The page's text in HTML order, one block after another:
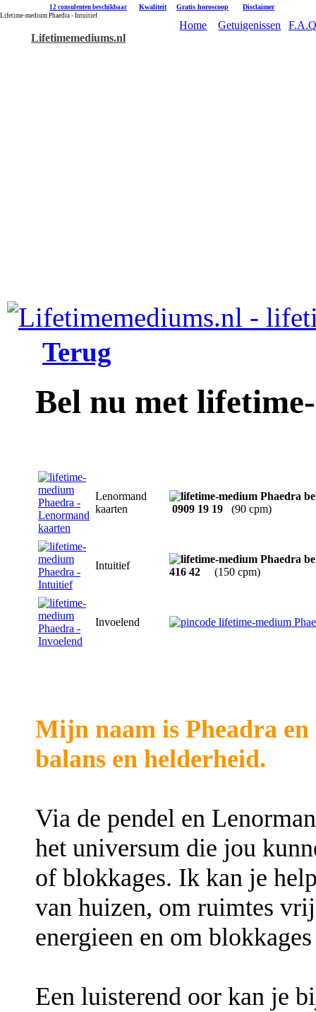
12 consulenten beschikbaar Kwaliteit Gratis horoscoop Disclaimer
Lifetime-medium Phaedra - Intuitief
Lifetimemediums.nl
Home Getuigenissen
Terug
Bel nu met
Lenormand
kaarten
0909 19 19 (90 cpm)
Intuitief
416 42 (150 cpm)
Invoelend
Mijn naam is Pheadra
balans en helderheid.
Via de pendel en
het universum die jou
of blokkages. Ik kan je
van huizen, om ruimtes
energieen en om
Een luisterend oor kan je